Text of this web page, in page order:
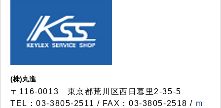
(株)丸進
〒116-0013 東京都荒川区西日暮里2-35-5
TEL：03-3805-2511 / FAX：03-3805-2518 / m